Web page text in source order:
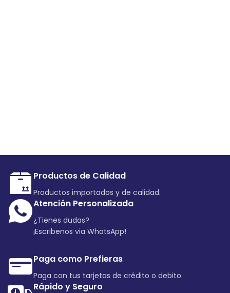
Productos de Calidad
Productos importados y de calidad.
Atención Personalizada
¿Tienes dudas?
¡Escribenos via WhatsApp!
Paga como Prefieras
Paga con tus tarjetas de crédito o debito.
Rápido y Seguro